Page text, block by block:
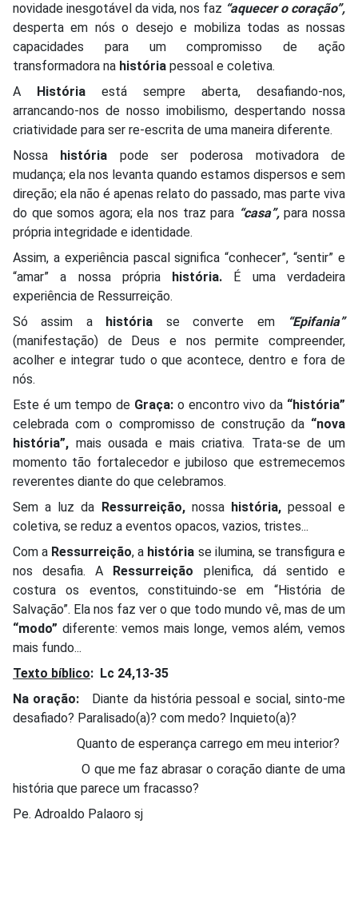
novidade inesgotável da vida, nos faz “aquecer o coração”,
desperta em nós o desejo e mobiliza todas as nossas
capacidades para um compromisso de ação
transformadora na história pessoal e coletiva.
A
História está sempre aberta, desafiando-nos,
arrancando-nos de nosso imobilismo, despertando nossa
criatividade para ser re-escrita de uma maneira diferente.
Nossa história pode ser poderosa motivadora de
mudança; ela nos levanta quando estamos dispersos e sem
direção; ela não é apenas relato do passado, mas parte viva
do que somos agora; ela nos traz para “casa”,para nossa
própria integridade e identidade.
Assim, a experiência pascal significa “conhecer”, “sentir” e
“amar” a nossa própria
história.
É uma verdadeira
experiência de Ressurreição.
Só assim a
história se converte em
“Epifania”
(manifestação) de Deus e nos permite compreender,
acolher e integrar tudo o que acontece, dentro e fora de
nós.
Este é um tempo de Graça: o encontro vivo da “história”
celebrada com o compromisso de construção da “nova
história”, mais ousada e mais criativa. Trata-se de um
momento tão fortalecedor e jubiloso que estremecemos
reverentes diante do que celebramos.
Sem a luz da
Ressurreição,nossa história, pessoal e
coletiva, se reduz a eventos opacos, vazios, tristes...
Com a Ressurreição, a história se ilumina, se transfigura e
nos desafia. A
Ressurreição plenifica, dá sentido e
costura os eventos, constituindo-se em “História de
Salvação”. Ela nos faz ver o que todo mundo vê, mas de um
“modo” diferente: vemos mais longe, vemos além, vemos
mais fundo...
Texto bíblico: Lc 24,13-35
Na oração:
Diante da história pessoal e social, sinto-me
desafiado? Paralisado(a)? com medo? Inquieto(a)?
Quanto de esperança carrego em meu interior?
O que me faz abrasar o coração diante de uma
história que parece um fracasso?
Pe. Adroaldo Palaoro sj